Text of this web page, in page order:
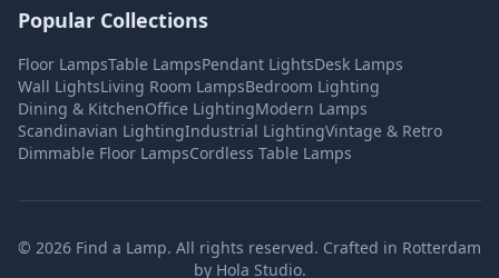
Popular Collections
Floor LampsTable LampsPendant LightsDesk Lamps
Wall LightsLiving Room LampsBedroom Lighting
Dining & KitchenOffice LightingModern Lamps
Scandinavian LightingIndustrial LightingVintage & Retro
Dimmable Floor LampsCordless Table Lamps
© 2026 Find a Lamp. All rights reserved. Crafted in Rotterdam
by Hola Studio.